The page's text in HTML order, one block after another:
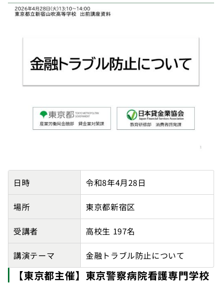
【東京都主催】東京都立新宿山吹高等学校の講師派遣実
日時 令和8年4月28日
場所 東京都新宿区
受講者 高校生 197名
講演テーマ 金融トラブル防止について
【東京都主催】東京警察病院看護専門学校